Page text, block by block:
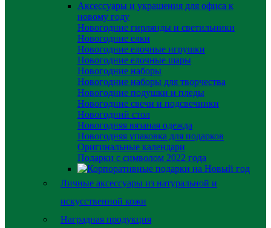
Аксессуары и украшения для офиса к
новому году
Новогодние гирлянды и светильники
Новогодние елки
Новогодние елочные игрушки
Новогодние елочные шары
Новогодние наборы
Новогодние наборы для творчества
Новогодние подушки и пледы
Новогодние свечи и подсвечники
Новогодний стол
Новогодняя вязаная одежда
Новогодняя упаковка для подарков
Оригинальные календари
Подарки с символом 2022 года
Личные аксессуары из натуральной и
искусственной кожи
Наградная продукция